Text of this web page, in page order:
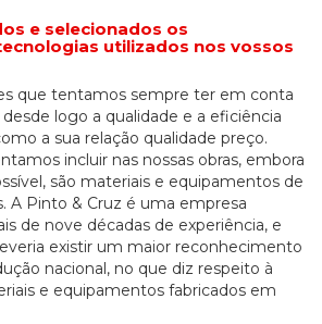
e selecionados os
utilizados nos vossos
que tentamos sempre ter em conta
logo a qualidade e a eficiência
a sua relação qualidade preço.
incluir nas nossas obras, embora
são materiais e equipamentos de
A Pinto & Cruz é uma empresa
de nove décadas de experiência, e
existir um maior reconhecimento
nacional, no que diz respeito à
e equipamentos fabricados em